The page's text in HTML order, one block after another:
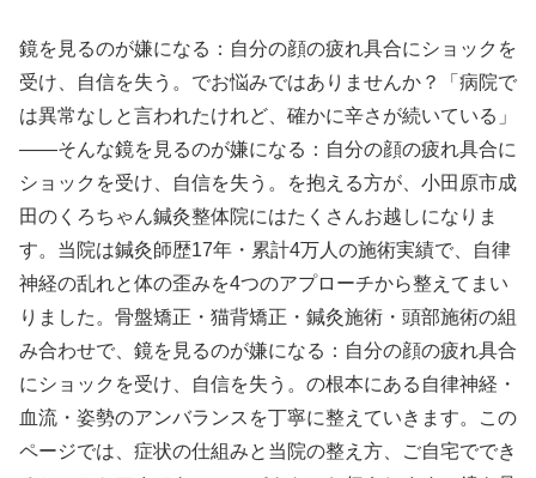
鏡を見るのが嫌になる：自分の顔の疲れ具合にショックを
受け、自信を失う。でお悩みではありませんか？「病院で
は異常なしと言われたけれど、確かに辛さが続いている」
——そんな鏡を見るのが嫌になる：自分の顔の疲れ具合に
ショックを受け、自信を失う。を抱える方が、小田原市成
田のくろちゃん鍼灸整体院にはたくさんお越しになりま
す。当院は鍼灸師歴17年・累計4万人の施術実績で、自律
神経の乱れと体の歪みを4つのアプローチから整えてまい
りました。骨盤矯正・猫背矯正・鍼灸施術・頭部施術の組
み合わせで、鏡を見るのが嫌になる：自分の顔の疲れ具合
にショックを受け、自信を失う。の根本にある自律神経・
血流・姿勢のアンバランスを丁寧に整えていきます。この
ページでは、症状の仕組みと当院の整え方、ご自宅ででき